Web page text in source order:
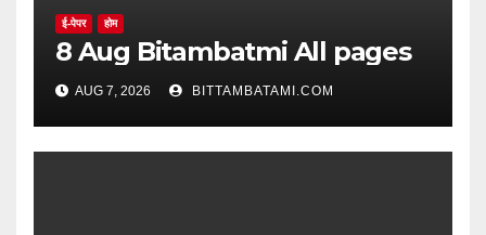
ई-पेपर होम
8 Aug Bitambatmi All pages
AUG 7, 2026 BITTAMBATAMI.COM